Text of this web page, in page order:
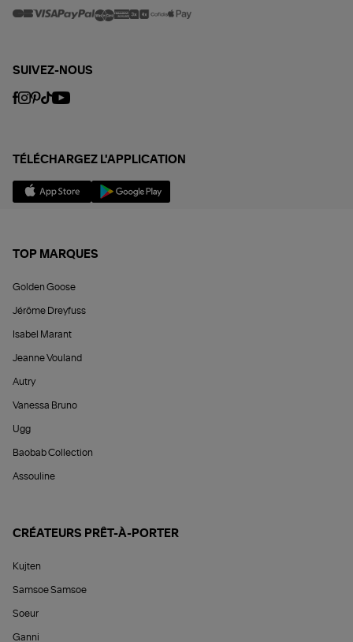
SUIVEZ-NOUS
TÉLÉCHARGEZ L'APPLICATION
TOP MARQUES
Golden Goose
Jérôme Dreyfuss
Isabel Marant
Jeanne Vouland
Autry
Vanessa Bruno
Ugg
Baobab Collection
Assouline
CRÉATEURS PRÊT-À-PORTER
Kujten
Samsoe Samsoe
Soeur
Ganni